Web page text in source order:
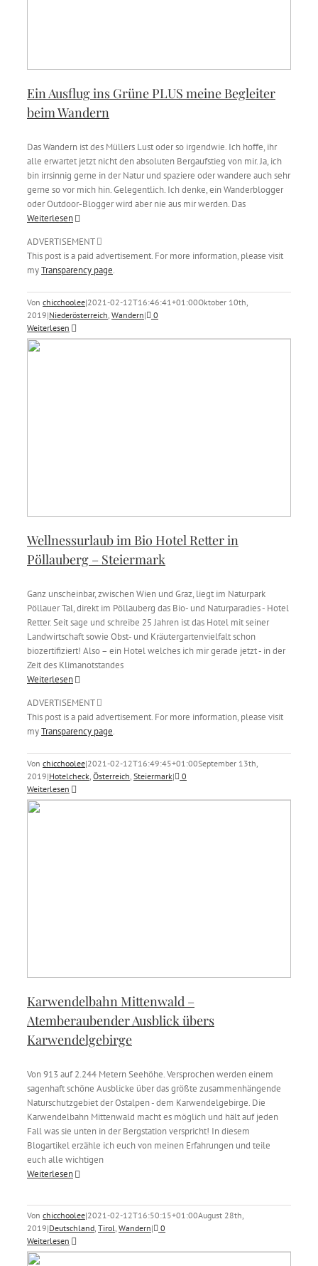
Ein Ausflug ins Grüne PLUS meine Begleiter
beim Wandern
Das Wandern ist des Müllers Lust oder so irgendwie. Ich hoffe, ihr
alle erwartet jetzt nicht den absoluten Bergaufstieg von mir. Ja, ich
bin irrsinnig gerne in der Natur und spaziere oder wandere auch sehr
gerne so vor mich hin. Gelegentlich. Ich denke, ein Wanderblogger
oder Outdoor-Blogger wird aber nie aus mir werden. Das
Weiterlesen
ADVERTISEMENT
This post is a paid advertisement. For more information, please visit
myTransparency page.
Von chicchoolee|2021-02-12T16:46:41+01:00Oktober 10th,
2019|Niederösterreich, Wandern|
0
Weiterlesen
Wellnessurlaub im Bio Hotel Retter in
Pöllauberg – Steiermark
Ganz unscheinbar, zwischen Wien und Graz, liegt im Naturpark
Pöllauer Tal, direkt im Pöllauberg das Bio- und Naturparadies - Hotel
Retter. Seit sage und schreibe 25 Jahren ist das Hotel mit seiner
Landwirtschaft sowie Obst- und Kräutergartenvielfalt schon
biozertifiziert! Also – ein Hotel welches ich mir gerade jetzt - in der
Zeit des Klimanotstandes
Weiterlesen
ADVERTISEMENT
This post is a paid advertisement. For more information, please visit
myTransparency page.
Von chicchoolee|2021-02-12T16:49:45+01:00September 13th,
2019|Hotelcheck, Österreich, Steiermark|
0
Weiterlesen
Karwendelbahn Mittenwald –
Atemberaubender Ausblick übers
Karwendelgebirge
Von 913 auf 2.244 Metern Seehöhe. Versprochen werden einem
sagenhaft schöne Ausblicke über das größte zusammenhängende
Naturschutzgebiet der Ostalpen - dem Karwendelgebirge. Die
Karwendelbahn Mittenwald macht es möglich und hält auf jeden
Fall was sie unten in der Bergstation verspricht! In diesem
Blogartikel erzähle ich euch von meinen Erfahrungen und teile
euch alle wichtigen
Weiterlesen
Von chicchoolee|2021-02-12T16:50:15+01:00August 28th,
2019|Deutschland, Tirol, Wandern|
0
Weiterlesen